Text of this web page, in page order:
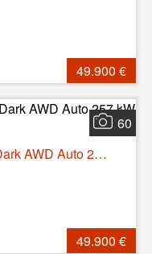
49.900 €
60
Volvo XC60 T6 Recharge Plus Dark AWD Auto 257 kW (350 CV)
49.900 €